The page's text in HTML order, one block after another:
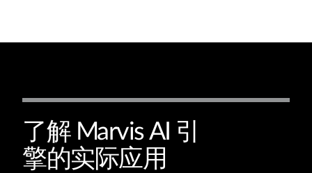
了解 Marvis AI 引
擎的实际应用